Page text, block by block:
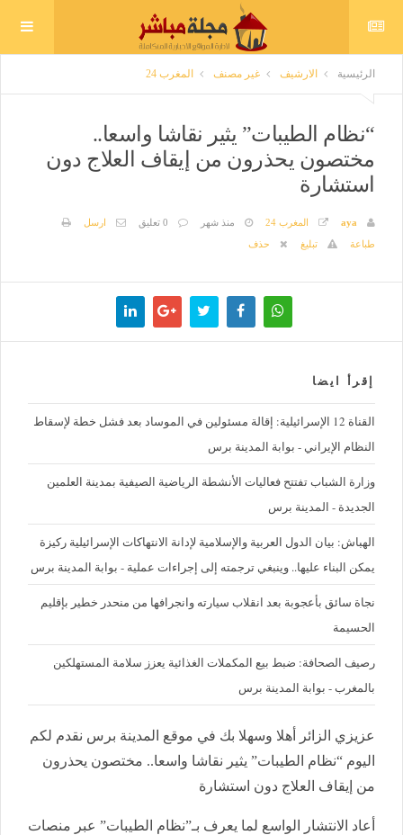
الرئيسية الارشيف غير مصنف المغرب 24
“نظام الطيبات” يثير نقاشا واسعا..
مختصون يحذرون من إيقاف العلاج دون
استشارة
aya المغرب 24 منذ شهر 0 تعليق
ارسل
طباعة
تبليغ حذف
إقرأ ايضا
القناة 12 الإسرائيلية: إقالة مسئولين في الموساد بعد فشل خطة لإسقاط
النظام الإيراني - بوابة المدينة برس
وزارة الشباب تفتتح فعاليات الأنشطة الرياضية الصيفية بمدينة العلمين
الجديدة - المدينة برس
الهباش: بيان الدول العربية والإسلامية لإدانة الانتهاكات الإسرائيلية ركيزة
يمكن البناء عليها.. وينبغي ترجمته إلى إجراءات عملية - بوابة المدينة برس
نجاة سائق بأعجوبة بعد انقلاب سيارته وانجرافها من منحدر خطير بإقليم
الحسيمة
رصيف الصحافة: ضبط بيع المكملات الغذائية يعزز سلامة المستهلكين
بالمغرب - بوابة المدينة برس
عزيزي الزائر أهلا وسهلا بك في موقع المدينة برس نقدم لكم
اليوم “نظام الطيبات” يثير نقاشا واسعا.. مختصون يحذرون
من إيقاف العلاج دون استشارة
أعاد الانتشار الواسع لما يعرف بـ”نظام الطيبات” عبر منصات